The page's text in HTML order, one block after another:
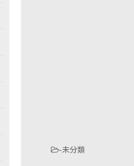
-未分類